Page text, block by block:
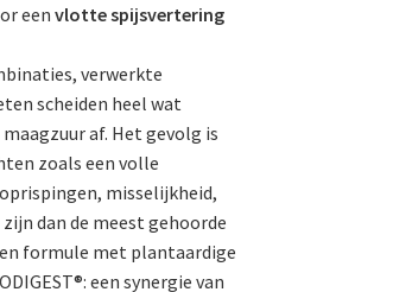
eenvlotte spijsvertering
verwerkte
scheiden heel wat
af. Het gevolg is
zoals een volle
oprispingen, misselijkheid,
dan de meest gehoorde
formule met plantaardige
een synergie van